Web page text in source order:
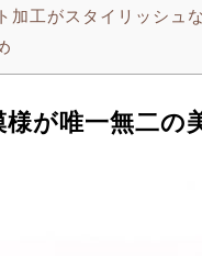
加工がスタイリッシュ
様が唯一無二の